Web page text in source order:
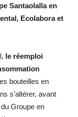
Santaolalla en
Ecolabora et
le réemploi
bouteilles en
s’altérer, avant
Groupe en